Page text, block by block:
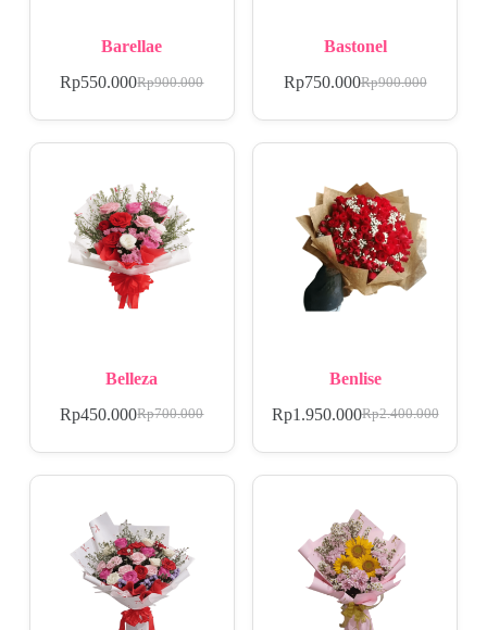
Barellae
Rp900.000
Rp550.000
Bastonel
Rp900.000
Rp750.000
Belleza
Rp700.000
Rp450.000
Benlise
Rp2.400.000
Rp1.950.000